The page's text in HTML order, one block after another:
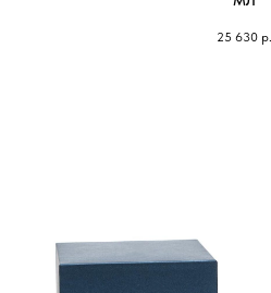
25 630 р.